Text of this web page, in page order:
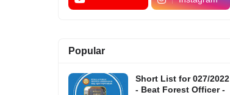
Popular
Short List for 027/2022
- Beat Forest Officer -